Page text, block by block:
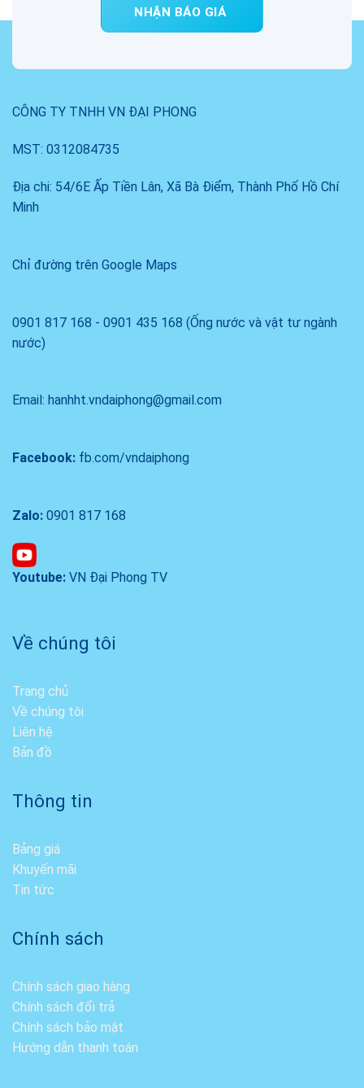
NHẬN BÁO GIÁ
CÔNG TY TNHH VN ĐẠI PHONG
MST: 0312084735
Địa chi: 54/6E Ấp Tiền Lân, Xã Bà Điểm, Thành Phố Hồ Chí
Minh
Chỉ đường trên Google Maps
0901 817 168 - 0901 435 168 (Ống nước và vật tư ngành
nước)
Email: hanhht.vndaiphong@gmail.com
Facebook: fb.com/vndaiphong
Zalo: 0901 817 168
Youtube: VN Đại Phong TV
Về chúng tôi
Trang chủ
Về chúng tôi
Liên hệ
Bản đồ
Thông tin
Bảng giá
Khuyến mãi
Tin tức
Chính sách
Chính sách giao hàng
Chính sách đổi trả
Chính sách bảo mật
Hướng dẫn thanh toán